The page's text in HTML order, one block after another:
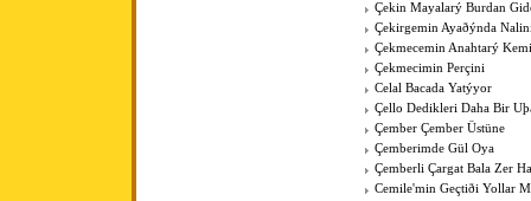
Çekin Mayalarý Burdan
Çekirgemin Ayaðýnda
Çekmecemin Anahtarý
Çekmecimin Perçini
Celal Bacada Yatýyor
Çello Dedikleri Daha Bir
Çember Çember Üstüne
Çemberimde Gül Oya
Çemberli Çargat Bala Zer
Cemile'min Geçtiði Yollar